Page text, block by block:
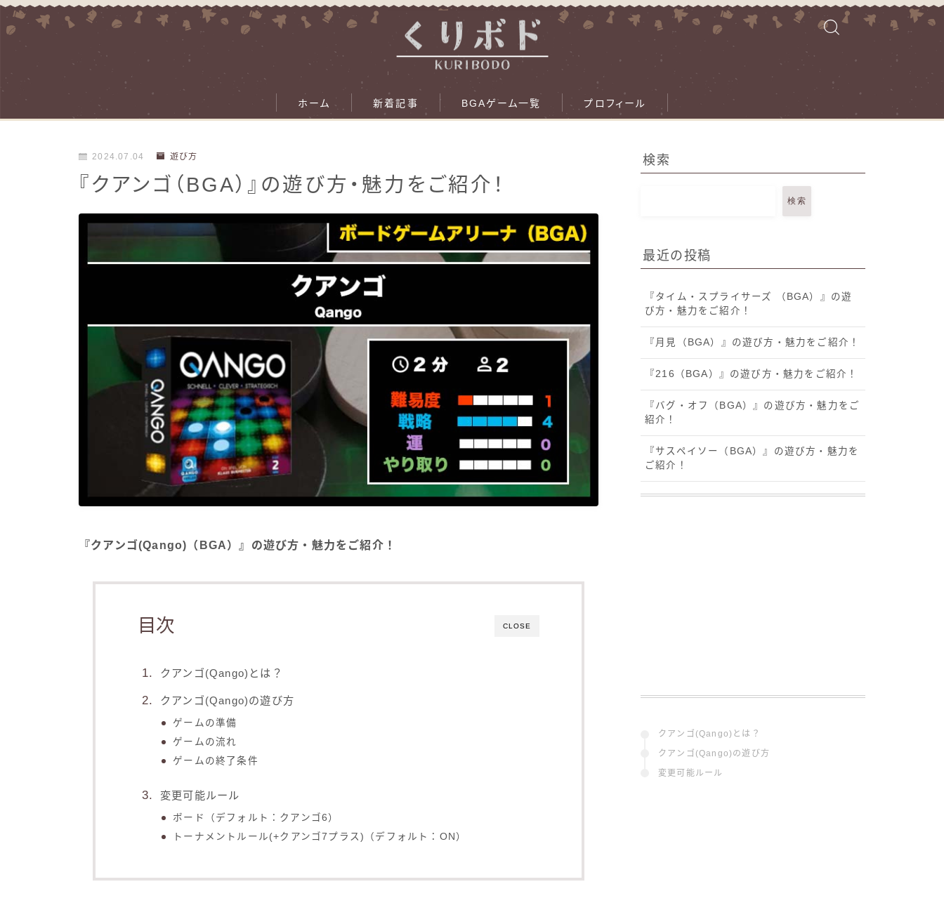
ホーム 新着記事 BGAゲーム一覧 プロフィール
2024.07.04 遊び方
『クアンゴ（BGA）』の遊び方・魅力をご紹介！
『クアンゴ(Qango)（BGA）』の遊び方・魅力をご紹介！
CLOSE
目次
クアンゴ(Qango)とは？
クアンゴ(Qango)の遊び方
ゲームの準備
ゲームの流れ
ゲームの終了条件
変更可能ルール
ボード（デフォルト：クアンゴ6）
トーナメントルール(+クアンゴ7プラス)（デフォルト：ON）
検索
検索
最近の投稿
『タイム・スプライサーズ （BGA）』の遊
び方・魅力をご紹介！
『月見（BGA）』の遊び方・魅力をご紹介！
『216（BGA）』の遊び方・魅力をご紹介！
『バグ・オフ（BGA）』の遊び方・魅力をご
紹介！
『サスペイソー（BGA）』の遊び方・魅力を
ご紹介！
クアンゴ(Qango)とは？
クアンゴ(Qango)の遊び方
変更可能ルール